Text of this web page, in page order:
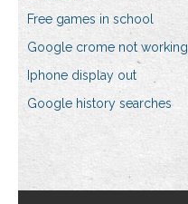
Free games in school
Google crome not working
Iphone display out
Google history searches